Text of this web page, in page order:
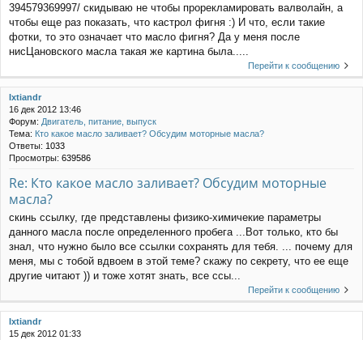
394579369997/ скидываю не чтобы прорекламировать валволайн, а
чтобы еще раз показать, что кастрол фигня :) И что, если такие
фотки, то это означает что масло фигня? Да у меня после
нисЦановского масла такая же картина была.....
Перейти к сообщению
Ixtiandr
16 дек 2012 13:46
Форум: Двигатель, питание, выпуск
Тема: Кто какое масло заливает? Обсудим моторные масла?
Ответы: 1033
Просмотры: 639586
Re: Кто какое масло заливает? Обсудим моторные
масла?
скинь ссылку, где представлены физико-химичекие параметры
данного масла после определенного пробега ...Вот только, кто бы
знал, что нужно было все ссылки сохранять для тебя. ... почему для
меня, мы с тобой вдвоем в этой теме? скажу по секрету, что ее еще
другие читают )) и тоже хотят знать, все ссы...
Перейти к сообщению
Ixtiandr
15 дек 2012 01:33